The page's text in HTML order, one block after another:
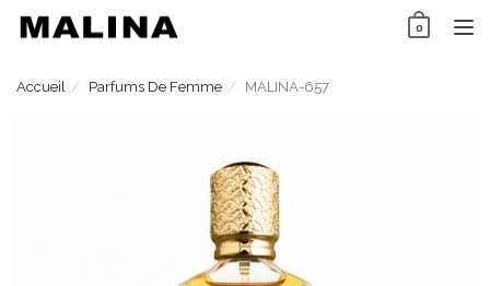
0
Accueil Parfums De Femme MALINA-657